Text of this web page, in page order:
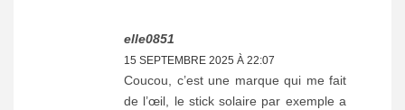
elle0851
15 SEPTEMBRE 2025 À 22:07
Coucou, c’est une marque qui me fait
de l’œil, le stick solaire par exemple a